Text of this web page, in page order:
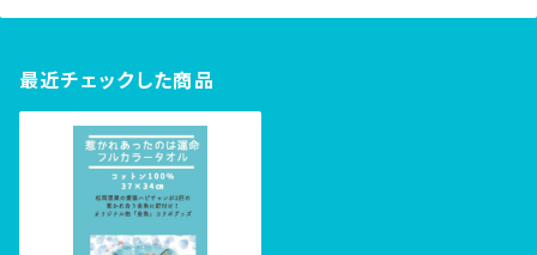
最近チェックした商品